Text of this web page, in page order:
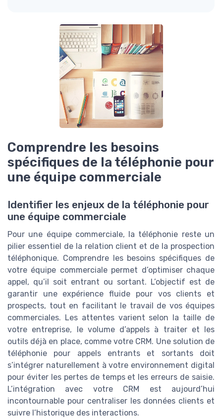
Comprendre les besoins
spécifiques de la téléphonie pour
une équipe commerciale
Identifier les enjeux de la téléphonie pour
une équipe commerciale
Pour une équipe commerciale, la téléphonie reste un
pilier essentiel de la relation client et de la prospection
téléphonique. Comprendre les besoins spécifiques de
votre équipe commerciale permet d’optimiser chaque
appel, qu’il soit entrant ou sortant. L’objectif est de
garantir une expérience fluide pour vos clients et
prospects, tout en facilitant le travail de vos équipes
commerciales. Les attentes varient selon la taille de
votre entreprise, le volume d’appels à traiter et les
outils déjà en place, comme votre CRM. Une solution de
téléphonie pour appels entrants et sortants doit
s’intégrer naturellement à votre environnement digital
pour éviter les pertes de temps et les erreurs de saisie.
L’intégration avec votre CRM est aujourd’hui
incontournable pour centraliser les données clients et
suivre l’historique des interactions.